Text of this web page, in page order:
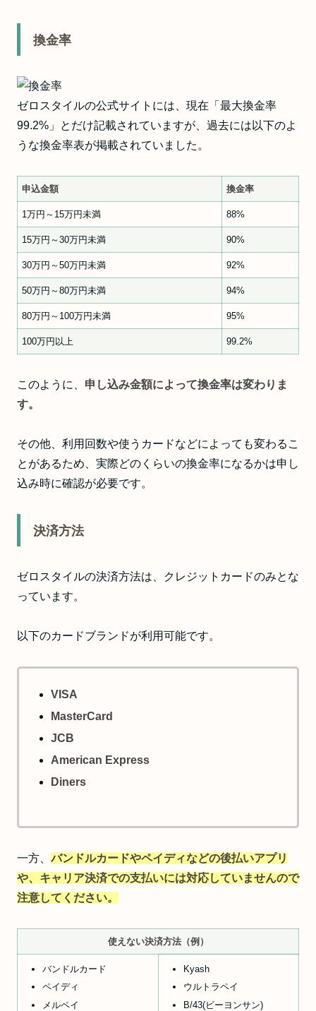
換金率
ゼロスタイルの公式サイトには、現在「最大換金率
99.2%」とだけ記載されていますが、過去には以下のよ
うな換金率表が掲載されていました。
申込金額 換金率
1万円～15万円未満 88%
15万円～30万円未満 90%
30万円～50万円未満 92%
50万円～80万円未満 94%
80万円～100万円未満 95%
100万円以上 99.2%
このように、 申し込み金額によって換金率は変わりま
す。
その他、利用回数や使うカードなどによっても変わるこ
とがあるため、実際どのくらいの換金率になるかは申し
込み時に確認が必要です。
決済方法
ゼロスタイルの決済方法は、クレジットカードのみとな
っています。
以下のカードブランドが利用可能です。
VISA
MasterCard
JCB
American Express
Diners
一方、バンドルカードやペイディなどの後払いアプリ
や、キャリア決済での支払いには対応していませんので
注意してください。
使えない決済方法（例）
バンドルカード
ペイディ
メルペイ
Kyash
ウルトラペイ
B/43(ビーヨンサン)